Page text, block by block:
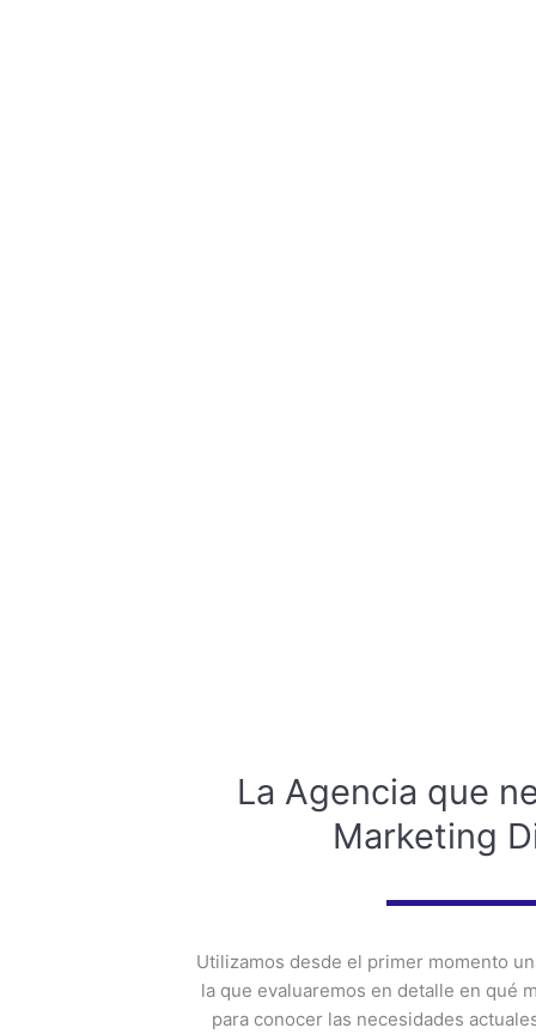
La Agencia que
Marketing
Utilizamos desde el primer momento
la que evaluaremos en detalle en qué
para conocer las necesidades